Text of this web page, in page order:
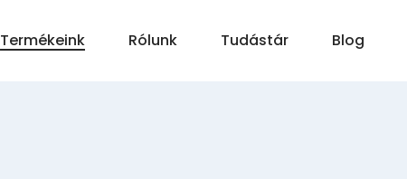
Termékeink Rólunk Tudástár Blog